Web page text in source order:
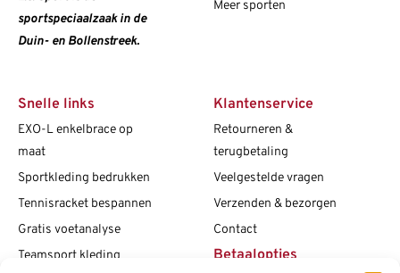
sportspeciaalzaak in de
Duin- en Bollenstreek.
Meer sporten
Snelle links
EXO-L enkelbrace op
maat
Sportkleding bedrukken
Tennisracket bespannen
Gratis voetanalyse
Teamsport kleding
Klantenservice
Retourneren &
terugbetaling
Veelgestelde vragen
Verzenden & bezorgen
Contact
Betaalopties